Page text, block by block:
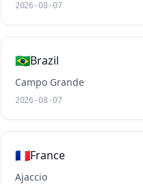
2026-08-07
🇧🇷Brazil
Campo Grande
2026-08-07
🇫🇷France
Ajaccio